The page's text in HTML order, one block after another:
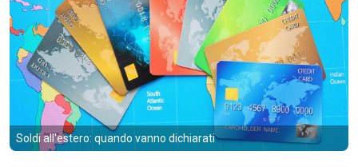
Soldi all'estero: quando vanno dichiarati